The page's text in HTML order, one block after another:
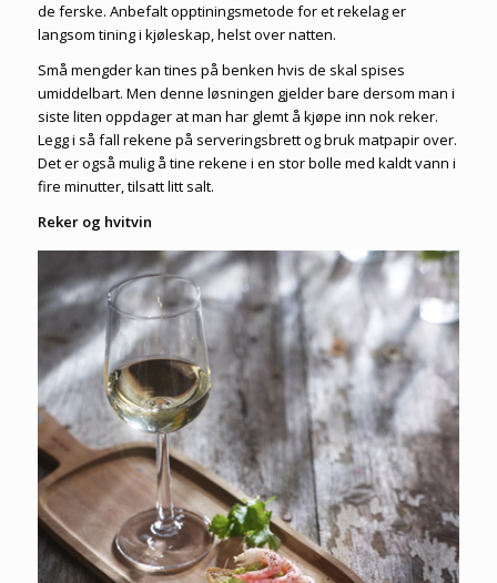
de ferske. Anbefalt opptiningsmetode for et rekelag er
langsom tining i kjøleskap, helst over natten.
Små mengder kan tines på benken hvis de skal spises
umiddelbart. Men denne løsningen gjelder bare dersom man i
siste liten oppdager at man har glemt å kjøpe inn nok reker.
Legg i så fall rekene på serveringsbrett og bruk matpapir over.
Det er også mulig å tine rekene i en stor bolle med kaldt vann i
fire minutter, tilsatt litt salt.
Reker og hvitvin